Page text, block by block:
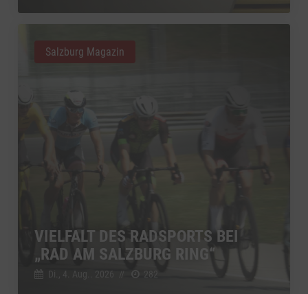
VIELFALT DES RADSPORTS BEI
„RAD AM SALZBURG RING“
Di., 4. Aug.. 2026 // 282
Salzburg Magazin